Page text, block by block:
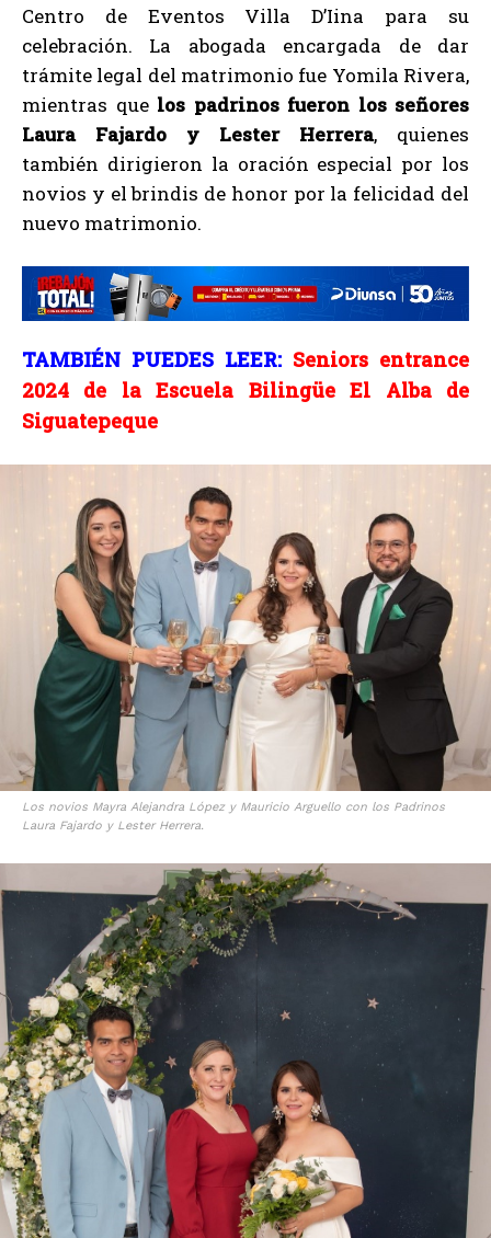
Centro de Eventos Villa D’Iina para su
celebración. La abogada encargada de dar
trámite legal del matrimonio fue Yomila Rivera,
mientras que los padrinos fueron los señores
Laura Fajardo y Lester Herrera, quienes
también dirigieron la oración especial por los
novios y el brindis de honor por la felicidad del
nuevo matrimonio.
TAMBIÉN PUEDES LEER: Seniors entrance
2024 de la Escuela Bilingüe El Alba de
Siguatepeque
Los novios Mayra Alejandra López y Mauricio Arguello con los Padrinos
Laura Fajardo y Lester Herrera.